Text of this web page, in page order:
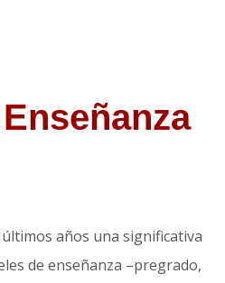
años una significativa
de enseñanza –pregra­do,